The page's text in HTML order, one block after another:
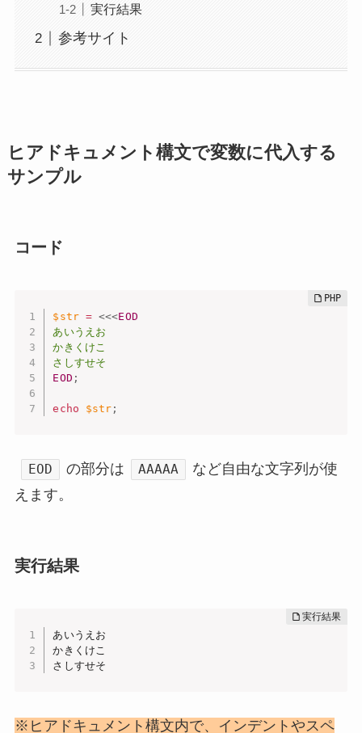
実行結果
参考サイト
ヒアドキュメント構文で変数に代入する
サンプル
コード
$str = <<<EOD
あいうえお
かきくけこ
EOD ;
echo $str ;
EOD の部分は AAAAA
など自由な文字列が使
えます。
実行結果
あいうえお
かきくけこ
さしすせそ
※ヒアドキュメント構文内で、インデントやスペ